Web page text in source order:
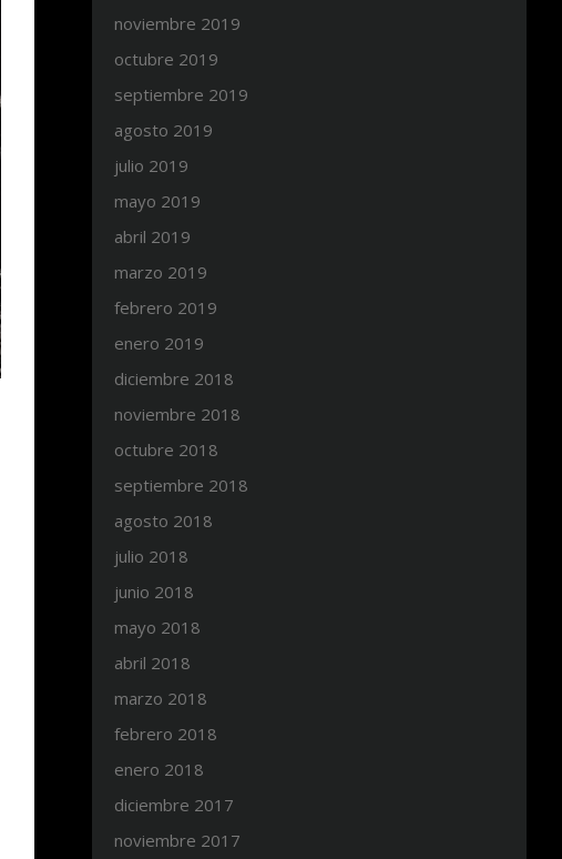
noviembre 2019
octubre 2019
septiembre 2019
agosto 2019
julio 2019
mayo 2019
abril 2019
marzo 2019
febrero 2019
enero 2019
diciembre 2018
noviembre 2018
octubre 2018
septiembre 2018
agosto 2018
julio 2018
junio 2018
mayo 2018
abril 2018
marzo 2018
febrero 2018
enero 2018
diciembre 2017
noviembre 2017